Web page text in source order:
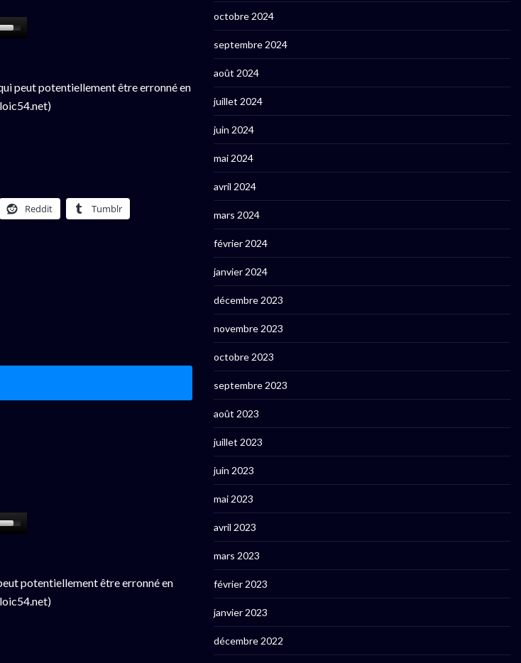
peut potentiellement être erronné en
Reddit Tumblr
potentiellement être erronné en
octobre 2024
septembre 2024
août 2024
juillet 2024
juin 2024
mai 2024
avril 2024
mars 2024
février 2024
janvier 2024
décembre 2023
novembre 2023
octobre 2023
septembre 2023
août 2023
juillet 2023
juin 2023
mai 2023
avril 2023
mars 2023
février 2023
janvier 2023
décembre 2022